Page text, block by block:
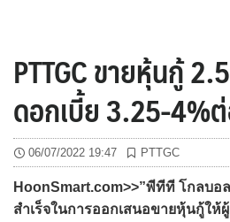
PTTGC ขายหุ้นกู้
ดอกเบี้ย 3.25-4%
06/07/2022 19:47 PTTGC
HoonSmart.com>>”พีทีที โกลบอ
สำเร็จในการออกเสนอขายหุ้นกู้ใ